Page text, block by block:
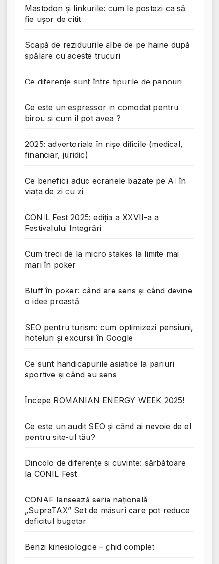
Mastodon și linkurile: cum le postezi ca să
fie ușor de citit
Scapă de reziduurile albe de pe haine după
spălare cu aceste trucuri
Ce diferențe sunt între tipurile de panouri
Ce este un espressor in comodat pentru
birou si cum il pot avea ?
2025: advertoriale în nișe dificile (medical,
financiar, juridic)
Ce beneficii aduc ecranele bazate pe AI în
viața de zi cu zi
CONIL Fest 2025: ediția a XXVII-a a
Festivalului Integrări
Cum treci de la micro stakes la limite mai
mari în poker
Bluff în poker: când are sens și când devine
o idee proastă
SEO pentru turism: cum optimizezi pensiuni,
hoteluri și excursii în Google
Ce sunt handicapurile asiatice la pariuri
sportive și când au sens
Începe ROMANIAN ENERGY WEEK 2025!
Ce este un audit SEO și când ai nevoie de el
pentru site-ul tău?
Dincolo de diferențe si cuvinte: sărbătoare
la CONIL Fest
CONAF lansează seria națională
„SupraTAX” Set de măsuri care pot reduce
deficitul bugetar
Benzi kinesiologice – ghid complet